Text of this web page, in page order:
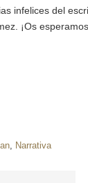
infelices del
¡Os
, Narrativa